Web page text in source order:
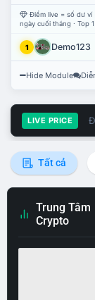
Điểm live = số dư ví
ngày cuối tháng · Top
1 Demo123
Hide Module
LIVE PRICE
Tất cả
Trung Tâm
Crypto